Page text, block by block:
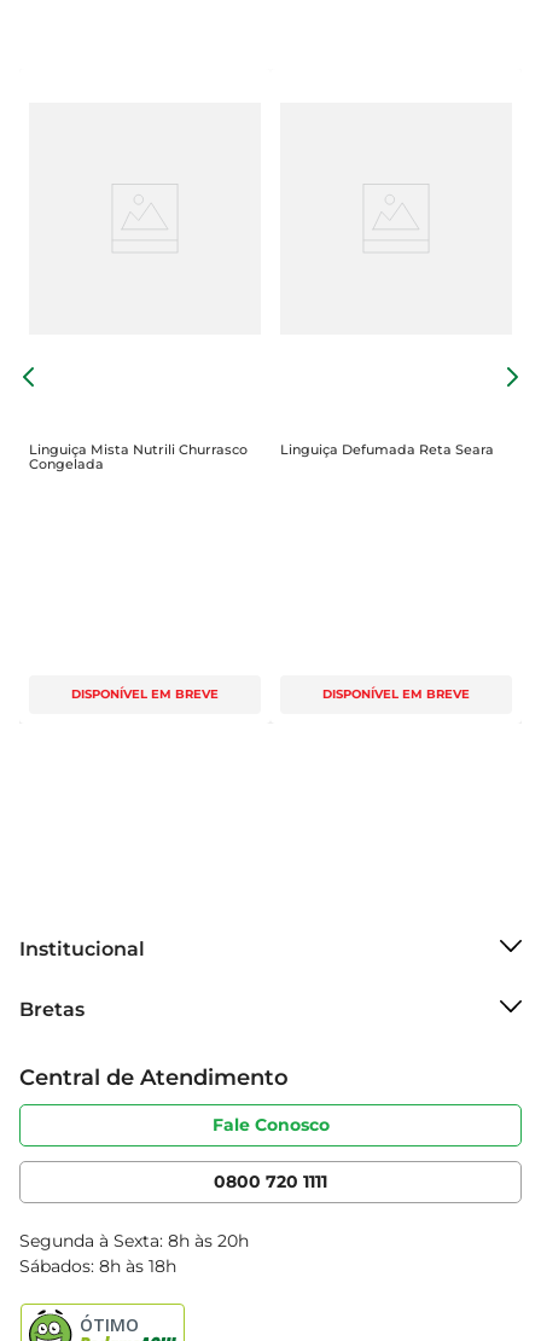
Linguiça Mista Nutrili Churrasco
Congelada
DISPONÍVEL EM BREVE
Linguiça Defumada Reta Seara
DISPONÍVEL EM BREVE
Institucional
Grupo Cencosud
Sobre privacidade
Portal do fornecedor
Cencosud Media
Bretas
Produtos Bretas
Código de ética
Serviços
Clube Bretas
Blog Bretas
Black Friday
Central de Atendimento
Fale Conosco
0800 720 1111
Segunda à Sexta: 8h às 20h
Sábados: 8h às 18h